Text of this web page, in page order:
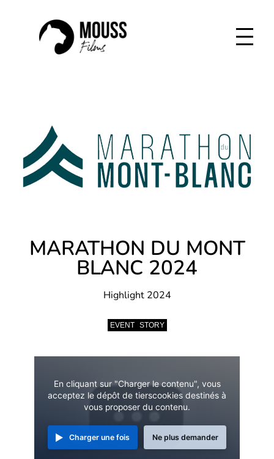
MARATHON DU MONT
BLANC 2024
Highlight 2024
EVENT STORY
En cliquant sur "Charger le contenu", vous
acceptez le dépôt de tierscookies destinés à
vous proposer du contenu.
Charger une fois Ne plus demander